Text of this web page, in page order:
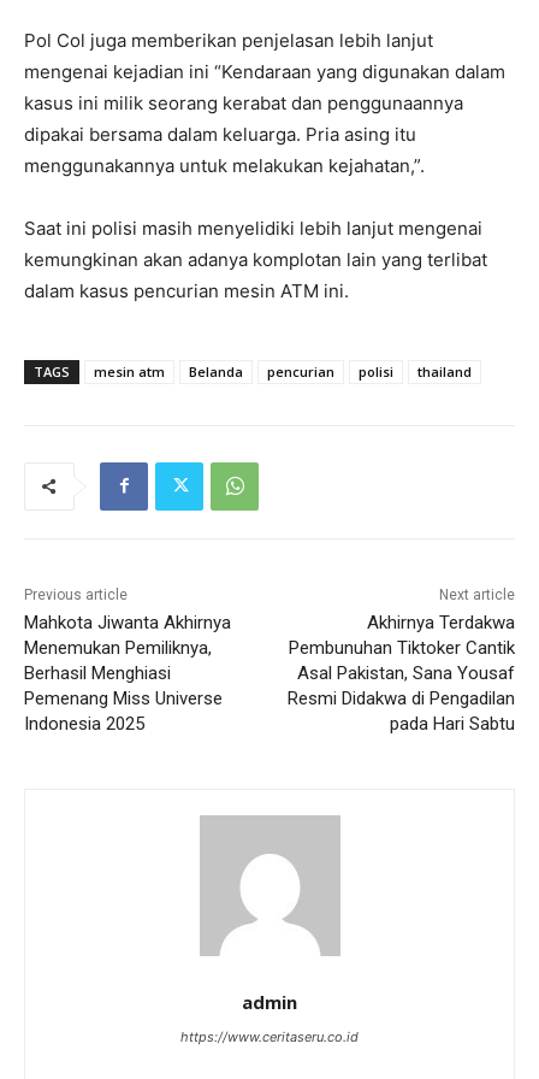
Pol Col juga memberikan penjelasan lebih lanjut
mengenai kejadian ini “Kendaraan yang digunakan dalam
kasus ini milik seorang kerabat dan penggunaannya
dipakai bersama dalam keluarga. Pria asing itu
menggunakannya untuk melakukan kejahatan,”.
Saat ini polisi masih menyelidiki lebih lanjut mengenai
kemungkinan akan adanya komplotan lain yang terlibat
dalam kasus pencurian mesin ATM ini.
TAGS mesin atm Belanda pencurian polisi thailand
Previous article
Mahkota Jiwanta Akhirnya
Menemukan Pemiliknya,
Berhasil Menghiasi
Pemenang Miss Universe
Indonesia 2025
Next article
Akhirnya Terdakwa
Pembunuhan Tiktoker Cantik
Asal Pakistan, Sana Yousaf
Resmi Didakwa di Pengadilan
pada Hari Sabtu
admin
https://www.ceritaseru.co.id